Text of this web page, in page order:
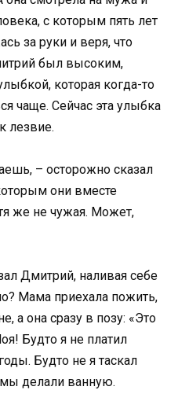
с которым пять лет
за руки и веря, что
был высоким,
которая когда-то
чаще. Сейчас эта улыбка
лезвие.
– осторожно сказал
они вместе
же не чужая. Может,
Дмитрий, наливая себе
Мама приехала пожить,
а она сразу в позу: «Это
Будто я не платил
Будто не я таскал
делали ванную.